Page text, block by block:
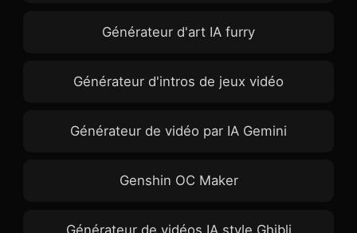
Générateur d'art IA furry
Générateur d'intros de jeux vidéo
Générateur de vidéo par IA Gemini
Genshin OC Maker